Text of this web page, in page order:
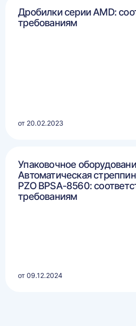
Дробилки серии AMD:
требованиям
от 20.02.2023
Упаковочное
Автоматическая
PZO BPSA-8560:
требованиям
от 09.12.2024